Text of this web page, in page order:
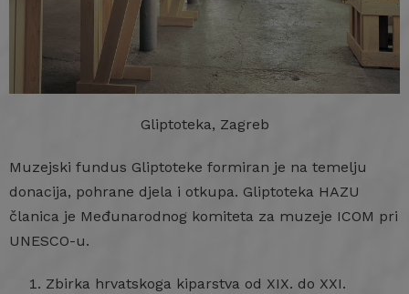
Gliptoteka, Zagreb
Muzejski fundus Gliptoteke formiran je na temelju
donacija, pohrane djela i otkupa. Gliptoteka HAZU
članica je Međunarodnog komiteta za muzeje ICOM pri
UNESCO-u.
Zbirka hrvatskoga kiparstva od XIX. do XXI.